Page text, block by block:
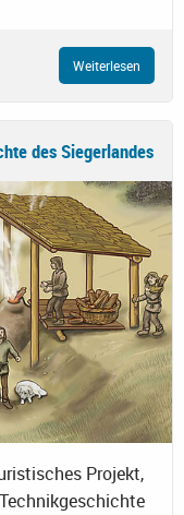
Weiterlesen
des Siegerlandes
Projekt,